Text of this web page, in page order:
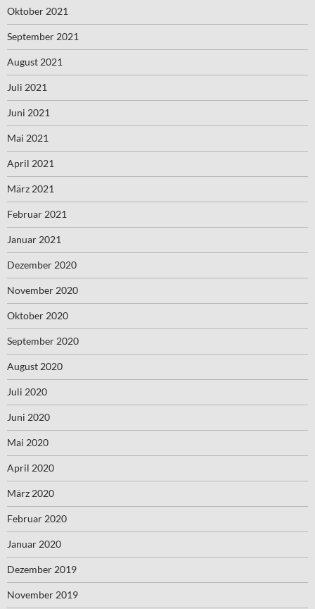
Oktober 2021
September 2021
August 2021
Juli 2021
Juni 2021
Mai 2021
April 2021
März 2021
Februar 2021
Januar 2021
Dezember 2020
November 2020
Oktober 2020
September 2020
August 2020
Juli 2020
Juni 2020
Mai 2020
April 2020
März 2020
Februar 2020
Januar 2020
Dezember 2019
November 2019